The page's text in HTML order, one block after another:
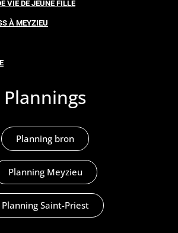
VIE DE JEUNE FILLE
À MEYZIEU
Plannings
Planning bron
Planning Meyzieu
Planning Saint-Priest